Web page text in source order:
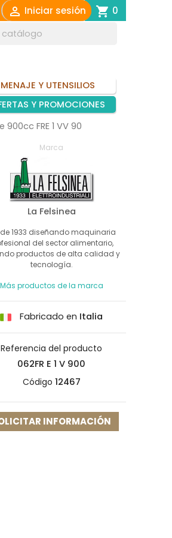
 Iniciar sesión shopping_cart 0
MENAJE Y UTENSILIOS
Y PROMOCIONES
FRE 1 VV 90
Marca
La Felsinea
1933 diseñando maquinaria
del sector alimentario,
productos de alta calidad y
tecnología.
Más productos de la marca
Fabricado en Italia
Referencia del producto
062FR E 1 V 900
Código 12467
INFORMACIÓN